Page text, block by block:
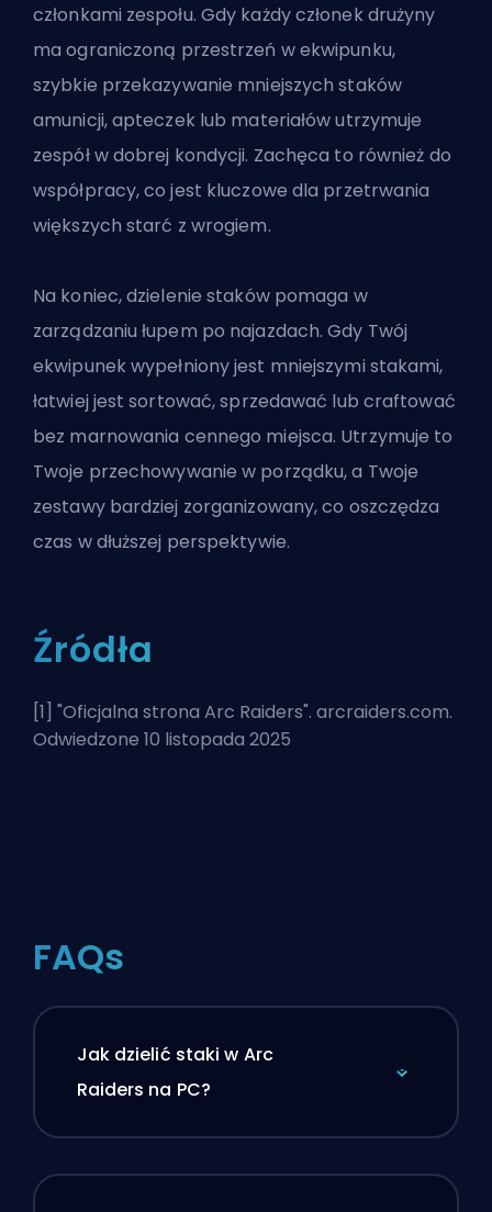
członkami zespołu. Gdy każdy członek drużyny
ma ograniczoną przestrzeń w ekwipunku,
szybkie przekazywanie mniejszych staków
amunicji, apteczek lub materiałów utrzymuje
zespół w dobrej kondycji. Zachęca to również do
współpracy, co jest kluczowe dla przetrwania
większych starć z wrogiem.
Na koniec, dzielenie staków pomaga w
zarządzaniu łupem po najazdach. Gdy Twój
ekwipunek wypełniony jest mniejszymi stakami,
łatwiej jest sortować, sprzedawać lub craftować
bez marnowania cennego miejsca. Utrzymuje to
Twoje przechowywanie w porządku, a Twoje
zestawy bardziej zorganizowany, co oszczędza
czas w dłuższej perspektywie.
Źródła
[1] "Oficjalna strona Arc Raiders". arcraiders.com.
Odwiedzone 10 listopada 2025
FAQs
Jak dzielić staki w Arc
Raiders na PC?